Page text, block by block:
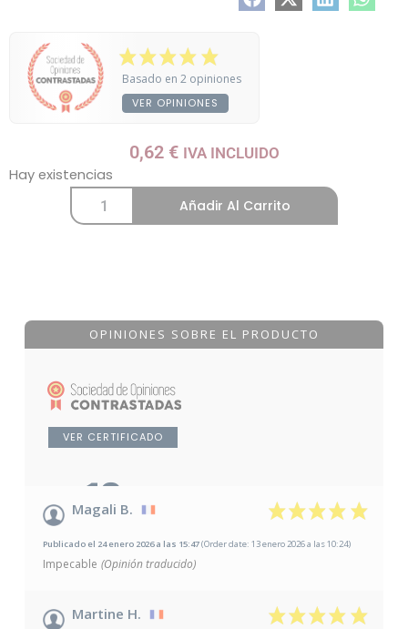
Basado en 2 opiniones
VER OPINIONES
0,62 € IVA INCLUIDO
Hay existencias
Añadir Al Carrito
OPINIONES SOBRE EL PRODUCTO
VER CERTIFICADO
10/10
Basado en 2 opiniones
Magali B.
Publicado el 24 enero 2026 a las 15:47(Order date: 13 enero 2026 a las 10:24)
Impecable (Opinión traducido)
Martine H.